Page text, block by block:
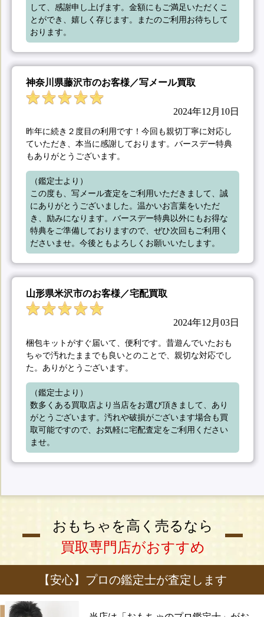
して、感謝申し上げます。金額にもご満足いただくこ
とができ、嬉しく存じます。またのご利用お待ちして
おります。
神奈川県藤沢市のお客様／写メール買取
2024年12月10日
昨年に続き２度目の利用です！今回も親切丁寧に対応し
ていただき、本当に感謝しております。バースデー特典
もありがとうございます。
（鑑定士より）
この度も、写メール査定をご利用いただきまして、誠
にありがとうございました。温かいお言葉をいただ
き、励みになります。バースデー特典以外にもお得な
特典をご準備しておりますので、ぜひ次回もご利用く
ださいませ。今後ともよろしくお願いいたします。
山形県米沢市のお客様／宅配買取
2024年12月03日
梱包キットがすぐ届いて、便利です。昔遊んでいたおも
ちゃで汚れたままでも良いとのことで、親切な対応でし
た。ありがとうございます。
（鑑定士より）
数多くある買取店より当店をお選び頂きまして、あり
がとうございます。汚れや破損がございます場合も買
取可能ですので、お気軽に宅配査定をご利用ください
ませ。
おもちゃを高く売るなら
買取専門店がおすすめ
【安心】プロの鑑定士が査定します